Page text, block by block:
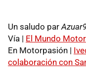
Un saludo par
Vía | El Mundo Motor
En Motorpasión |
colaboración con